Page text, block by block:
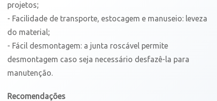
projetos;
- Facilidade de transporte, estocagem e manuseio: leveza
do material;
- Fácil desmontagem: a junta roscável permite
desmontagem caso seja necessário desfazê-la para
manutenção.
Recomendações